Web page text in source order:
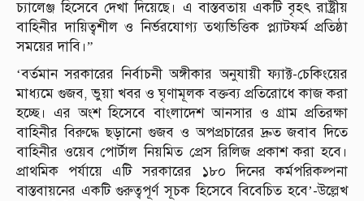
চ্যালেঞ্জ হিসেবে দেখা দিয়েছে। এ বাস্তবতায় একটি বৃহৎ রাষ্ট্রীয়
বাহিনীর দায়িত্বশীল ও নির্ভরযোগ্য তথ্যভিত্তিক প্ল্যাটফর্ম প্রতিষ্ঠা
সময়ের দাবি।”
‘বর্তমান সরকারের নির্বাচনী অঙ্গীকার অনুযায়ী ফ্যাক্ট-চেকিংয়ের
মাধ্যমে গুজব, ভুয়া খবর ও ঘৃণামূলক বক্তব্য প্রতিরোধে কাজ করা
হচ্ছে। এর অংশ হিসেবে বাংলাদেশ আনসার ও গ্রাম প্রতিরক্ষা
বাহিনীর বিরুদ্ধে ছড়ানো গুজব ও অপপ্রচারের দ্রুত জবাব দিতে
বাহিনীর ওয়েব পোর্টাল নিয়মিত প্রেস রিলিজ প্রকাশ করা হবে।
প্রাথমিক পর্যায়ে এটি সরকারের ১৮০ দিনের কর্মপরিকল্পনা
বাস্তবায়নের একটি গুরুত্বপূর্ণ সূচক হিসেবে বিবেচিত হবে’-উল্লেখ